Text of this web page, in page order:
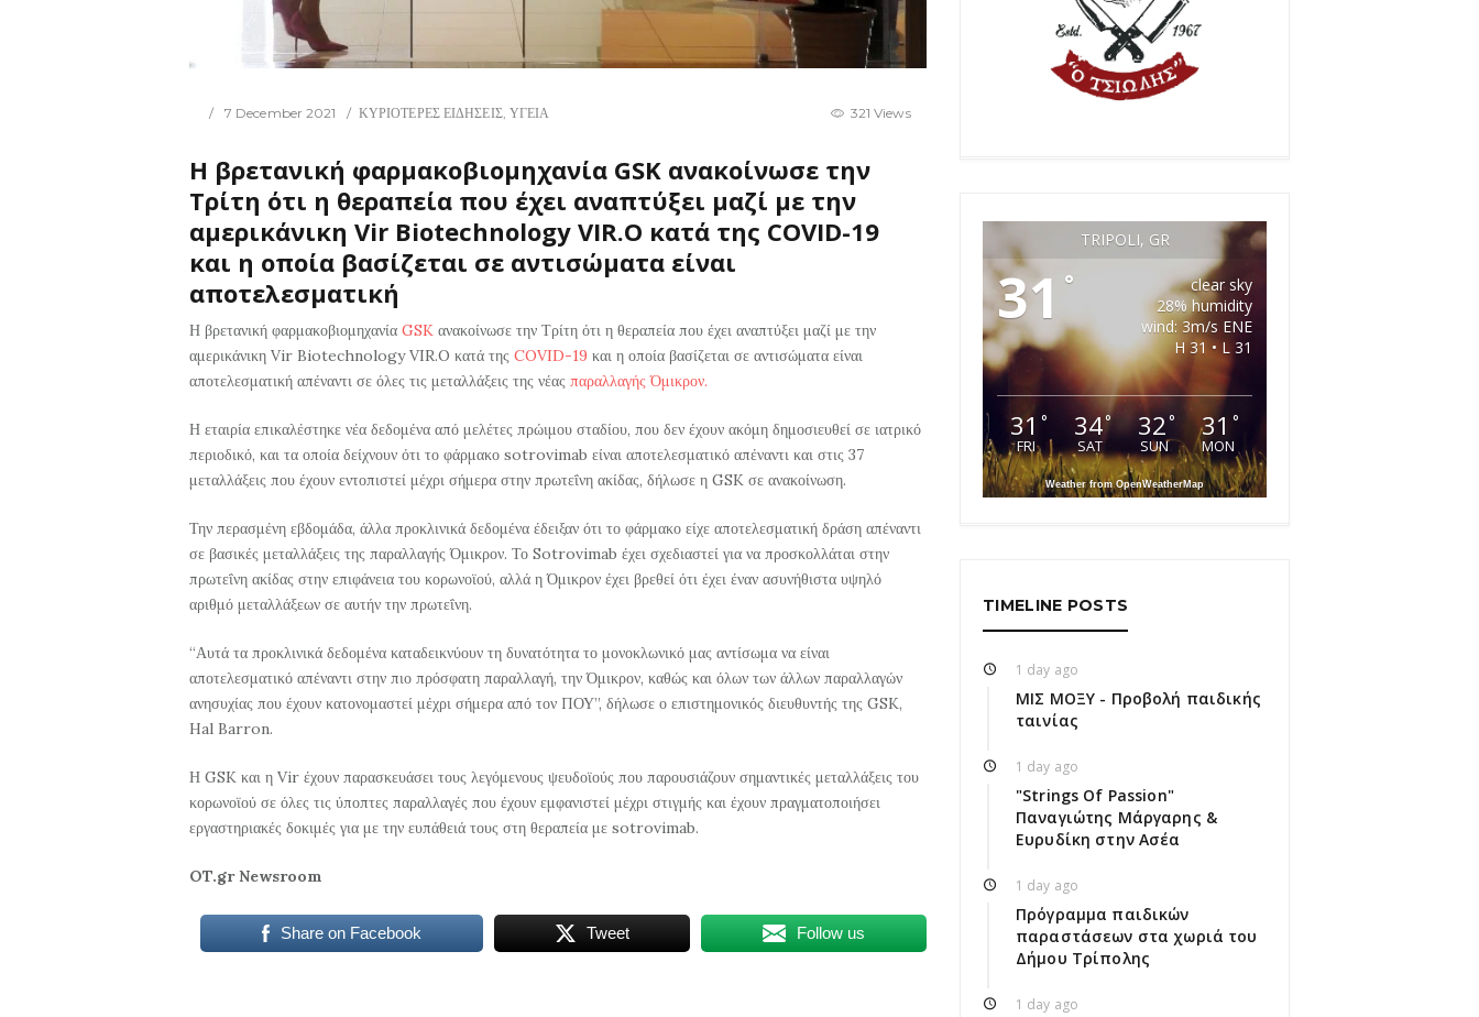
7 December 2021 ΚΥΡΙΟΤΕΡΕΣ ΕΙΔΗΣΕΙΣ, ΥΓΕΙΑ 321 Views
Η βρετανική φαρμακοβιομηχανία GSK ανακοίνωσε την
Τρίτη ότι η θεραπεία που έχει αναπτύξει μαζί με την
αμερικάνικη Vir Biotechnology VIR.O κατά της COVID-19
και η οποία βασίζεται σε αντισώματα είναι
αποτελεσματική
Η βρετανική φαρμακοβιομηχανία GSK ανακοίνωσε την Τρίτη ότι η θεραπεία που έχει αναπτύξει μαζί με την
αμερικάνικη Vir Biotechnology VIR.O κατά της COVID-19 και η οποία βασίζεται σε αντισώματα είναι
αποτελεσματική απέναντι σε όλες τις μεταλλάξεις της νέας παραλλαγής Όμικρον.
Η εταιρία επικαλέστηκε νέα δεδομένα από μελέτες πρώιμου σταδίου, που δεν έχουν ακόμη δημοσιευθεί σε ιατρικό
περιοδικό, και τα οποία δείχνουν ότι το φάρμακο sotrovimab είναι αποτελεσματικό απέναντι και στις 37
μεταλλάξεις που έχουν εντοπιστεί μέχρι σήμερα στην πρωτεΐνη ακίδας, δήλωσε η GSK σε ανακοίνωση.
Την περασμένη εβδομάδα, άλλα προκλινικά δεδομένα έδειξαν ότι το φάρμακο είχε αποτελεσματική δράση απέναντι
σε βασικές μεταλλάξεις της παραλλαγής Όμικρον. Το Sotrovimab έχει σχεδιαστεί για να προσκολλάται στην
πρωτεΐνη ακίδας στην επιφάνεια του κορωνοϊού, αλλά η Όμικρον έχει βρεθεί ότι έχει έναν ασυνήθιστα υψηλό
αριθμό μεταλλάξεων σε αυτήν την πρωτεΐνη.
“Αυτά τα προκλινικά δεδομένα καταδεικνύουν τη δυνατότητα το μονοκλωνικό μας αντίσωμα να είναι
αποτελεσματικό απέναντι στην πιο πρόσφατη παραλλαγή, την Όμικρον, καθώς και όλων των άλλων παραλλαγών
ανησυχίας που έχουν κατονομαστεί μέχρι σήμερα από τον ΠΟΥ”, δήλωσε ο επιστημονικός διευθυντής της GSK,
Hal Barron.
Η GSK και η Vir έχουν παρασκευάσει τους λεγόμενους ψευδοϊούς που παρουσιάζουν σημαντικές μεταλλάξεις του
κορωνοϊού σε όλες τις ύποπτες παραλλαγές που έχουν εμφανιστεί μέχρι στιγμής και έχουν πραγματοποιήσει
εργαστηριακές δοκιμές για με την ευπάθειά τους στη θεραπεία με sotrovimab.
OT.gr Newsroom
Share on Facebook Tweet Follow us
TRIPOLI, GR
31 °
clear sky
28% humidity
wind: 3m/s ENE
H 31 • L 31
31 °
FRI
34°
SAT
32°
SUN
31 °
MON
Weather from OpenWeatherMap
TIMELINE POSTS
1 day ago
ΜΙΣ ΜΟΞΥ - Προβολή παιδικής
ταινίας
1 day ago
"Strings Of Passion"
Παναγιώτης Μάργαρης &
Ευρυδίκη στην Ασέα
1 day ago
Πρόγραμμα παιδικών
παραστάσεων στα χωριά του
Δήμου Τρίπολης
1 day ago